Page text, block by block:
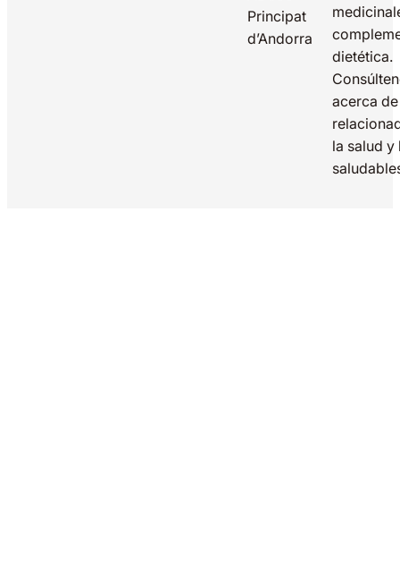
Principat
d’Andorra
dietética.
acerca
la salud y